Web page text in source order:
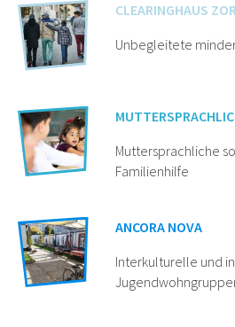
CLEARINGHAUS
Unbegleitete
Muttersprachliche
Familienhilfe
ANCORA NOVA
Interkulturelle und